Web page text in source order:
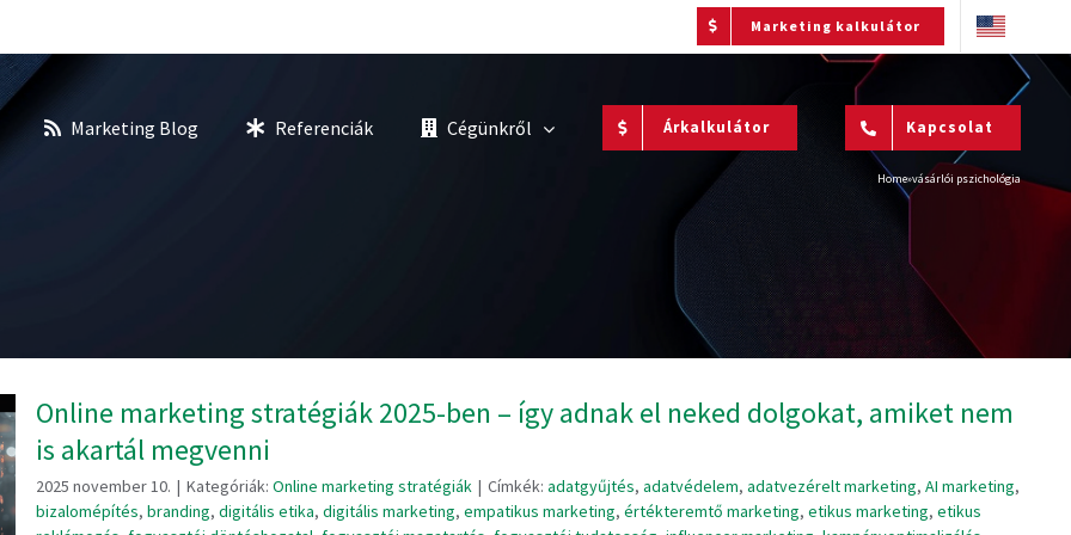
Marketing kalkulátor
Marketing Blog Referenciák Cégünkről Árkalkulátor Kapcsolat
Home»vásárlói pszichológia
Online marketing stratégiák 2025-ben – így adnak el neked dolgokat, amiket nem
is akartál megvenni
2025 november 10. | Kategóriák: Online marketing stratégiák | Címkék: adatgyűjtés, adatvédelem, adatvezérelt marketing, AI marketing,
bizalomépítés, branding, digitális etika, digitális marketing, empatikus marketing, értékteremtő marketing, etikus marketing, etikus